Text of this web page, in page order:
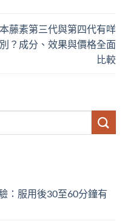
藤素第三代與第四代有咩
？成分、效果與價格全面
比較
：服用後30至60分鐘有